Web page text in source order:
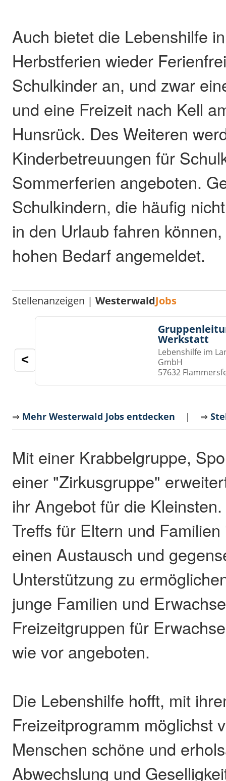
Auch bietet die Lebenshilfe
Herbstferien wieder
Schulkinder an, und zwar
und eine Freizeit nach Kell
Hunsrück. Des Weiteren
Kinderbetreuungen für
Sommerferien angeboten.
Schulkindern, die häufig
in den Urlaub fahren
hohen Bedarf angemeldet.
Stellenanzeigen |WesterwaldJobs
Werkstatt
Lebenshilfe im
GmbH
57632
<
⇒ Mehr Westerwald Jobs entdecken | ⇒
Mit einer Krabbelgruppe,
einer "Zirkusgruppe"
ihr Angebot für die
Treffs für Eltern und
einen Austausch und
Unterstützung zu
junge Familien und
Freizeitgruppen für
wie vor angeboten.
Die Lebenshilfe hofft, mit
Freizeitprogramm möglichst
Menschen schöne und
Abwechslung und